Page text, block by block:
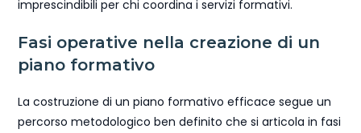
imprescindibili per chi coordina i servizi formativi.
Fasi operative nella creazione di un
piano formativo
La costruzione di un piano formativo efficace segue un
percorso metodologico ben definito che si articola in fasi